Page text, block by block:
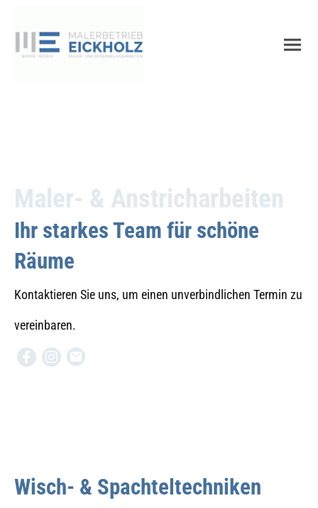
Maler- & Anstricharbeiten
Ihr starkes Team für schöne
Räume
Kontaktieren Sie uns, um einen unverbindlichen Termin zu
vereinbaren.
Wisch- & Spachteltechniken